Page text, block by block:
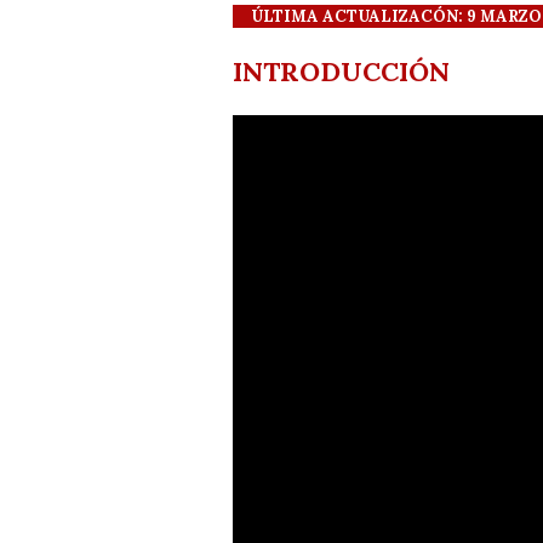
ÚLTIMA ACTUALIZACÓN: 9 MARZO
INTRODUCCIÓN